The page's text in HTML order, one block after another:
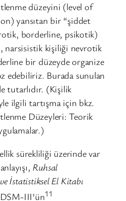
düzeyini (level of
yansıtan bir “şiddet
borderline, psikotik)
narsisistik kişiliği nevrotik
bir düzeyde organize
edebiliriz. Burada sunulan
tutarlıdır. (Kişilik
ilgili tartışma için bkz.
Düzeyleri: Teorik
sürekliliği üzerinde var
Ruhsal
İstatistiksel El Kitabı
III’ün11